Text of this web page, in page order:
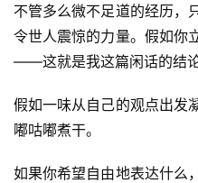
不管多么微不足道的经历，
令世人震惊的力量。假如你
——这就是我这篇闲话的结论
假如一味从自己的观点出发
嘟咕嘟煮干。
如果你希望自由地表达什么